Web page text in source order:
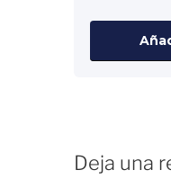
Deja una